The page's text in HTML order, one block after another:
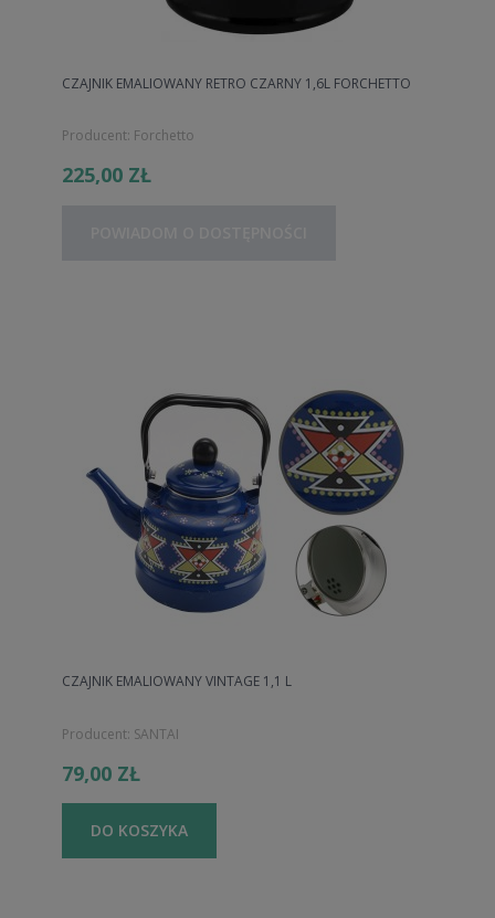
CZAJNIK EMALIOWANY RETRO CZARNY 1,6L FORCHETTO
Producent: Forchetto
225,00 ZŁ
CZAJNIK EMALIOWANY VINTAGE 1,1 L
Producent: SANTAI
79,00 ZŁ
DO KOSZYKA